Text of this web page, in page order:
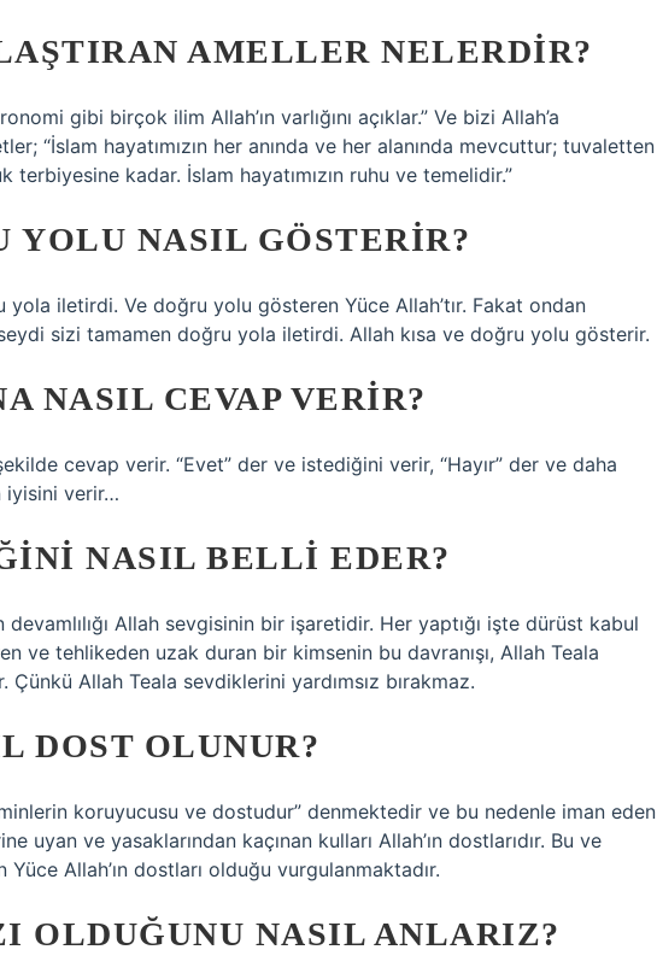
AMELLER NELERDIR?
gibi birçok ilim Allah’ın varlığını açıklar.” Ve bizi Allah’a
“İslam hayatımızın her anında ve her alanında mevcuttur; tuvaletten
terbiyesine kadar. İslam hayatımızın ruhu ve temelidir.”
YOLU NASIL GÖSTERIR?
iletirdi. Ve doğru yolu gösteren Yüce Allah’tır. Fakat ondan
sizi tamamen doğru yola iletirdi. Allah kısa ve doğru yolu gösterir.
NASIL CEVAP VERIR?
cevap verir. “Evet” der ve istediğini verir, “Hayır” der ve daha
iyisini verir…
NASIL BELLI EDER?
Allah sevgisinin bir işaretidir. Her yaptığı işte dürüst kabul
ve tehlikeden uzak duran bir kimsenin bu davranışı, Allah Teala
Allah Teala sevdiklerini yardımsız bırakmaz.
DOST OLUNUR?
koruyucusu ve dostudur” denmektedir ve bu nedenle iman eden
uyan ve yasaklarından kaçınan kulları Allah’ın dostlarıdır. Bu ve
Allah’ın dostları olduğu vurgulanmaktadır.
OLDUĞUNU NASIL ANLARIZ?